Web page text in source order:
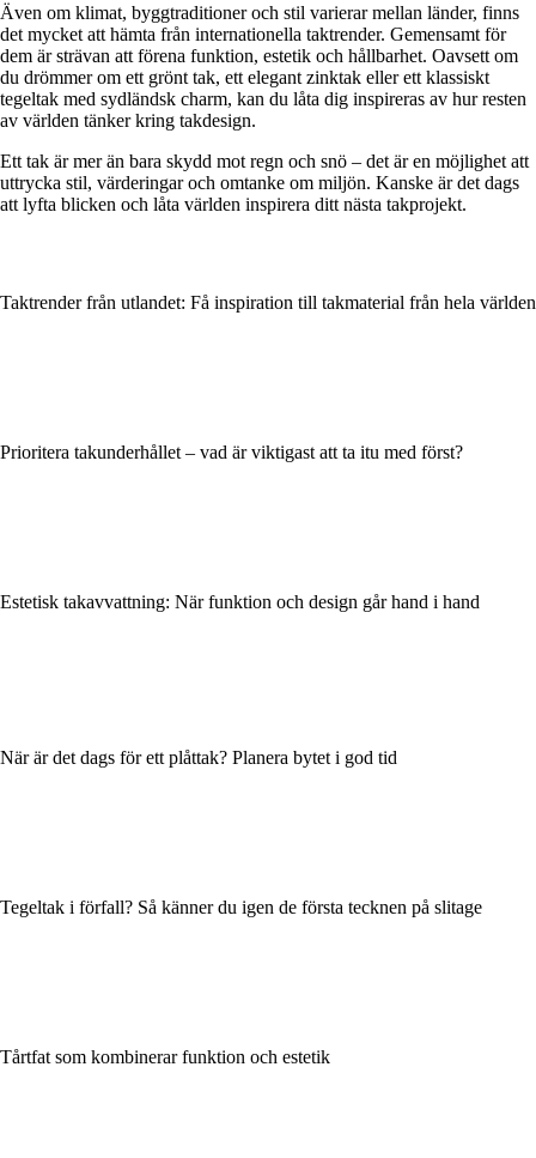
Även om klimat, byggtraditioner och stil varierar mellan länder, finns
det mycket att hämta från internationella taktrender. Gemensamt för
dem är strävan att förena funktion, estetik och hållbarhet. Oavsett om
du drömmer om ett grönt tak, ett elegant zinktak eller ett klassiskt
tegeltak med sydländsk charm, kan du låta dig inspireras av hur resten
av världen tänker kring takdesign.
Ett tak är mer än bara skydd mot regn och snö – det är en möjlighet att
uttrycka stil, värderingar och omtanke om miljön. Kanske är det dags
att lyfta blicken och låta världen inspirera ditt nästa takprojekt.
Taktrender från utlandet: Få inspiration till takmaterial från hela världen
Prioritera takunderhållet – vad är viktigast att ta itu med först?
Estetisk takavvattning: När funktion och design går hand i hand
När är det dags för ett plåttak? Planera bytet i god tid
Tegeltak i förfall? Så känner du igen de första tecknen på slitage
Tårtfat som kombinerar funktion och estetik